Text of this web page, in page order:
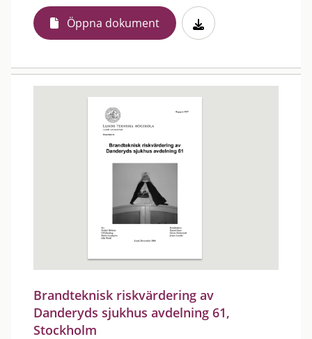
Öppna dokument
Brandteknisk riskvärdering av
Danderyds sjukhus avdelning 61,
Stockholm